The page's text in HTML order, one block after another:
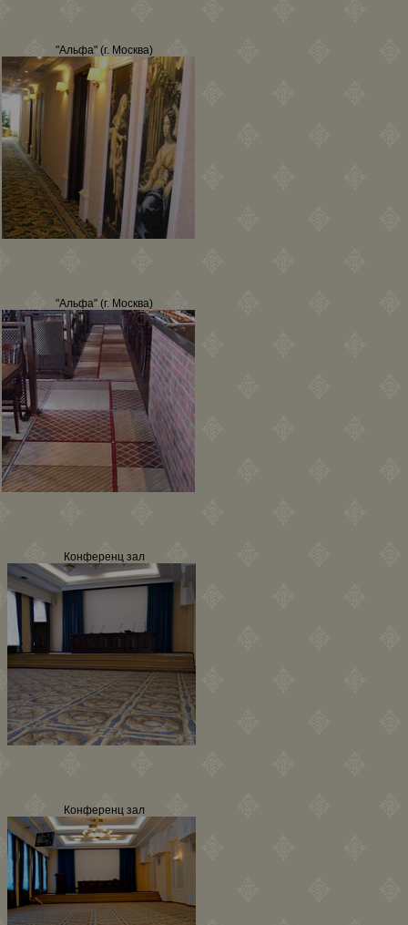
"Альфа" (г. Москва)
"Альфа" (г. Москва)
Конференц зал
Конференц зал